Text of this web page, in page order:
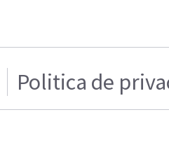
Politica de